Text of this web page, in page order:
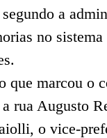
a
no
que marcou o
rua Augusto
o vice-